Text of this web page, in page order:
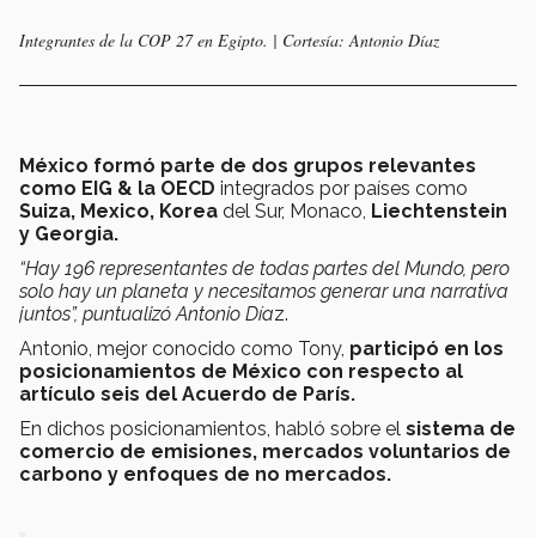
Integrantes de la COP 27 en Egipto. | Cortesía: Antonio Díaz
México formó parte de dos grupos relevantes
como EIG & la OECD integrados por países como
Suiza, Mexico, Korea del Sur, Monaco, Liechtenstein
y Georgia.
“Hay 196 representantes de todas partes del Mundo, pero
solo hay un planeta y necesitamos generar una narrativa
juntos”, puntualizó Antonio Díaz.
Antonio, mejor conocido como Tony, participó en los
posicionamientos de México con respecto al
artículo seis del Acuerdo de París.
En dichos posicionamientos, habló sobre el sistema de
comercio de emisiones, mercados voluntarios de
carbono y enfoques de no mercados.